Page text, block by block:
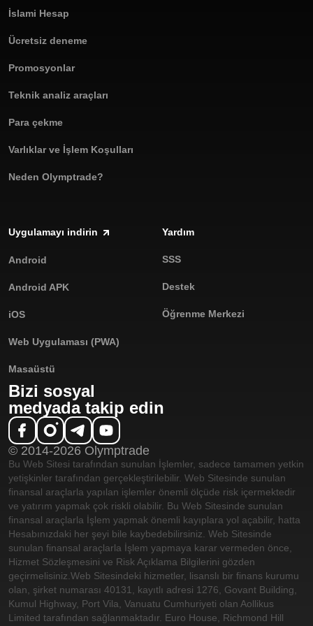
İslami Hesap
Ücretsiz deneme
Promosyonlar
Teknik analiz araçları
Para çekme
Varlıklar ve İşlem Koşulları
Neden Olymptrade?
Uygulamayı indirin
Android
Android APK
iOS
Web Uygulaması (PWA)
Masaüstü
Yardım
SSS
Destek
Öğrenme Merkezi
Bizi sosyal
medyada takip edin
© 2014-2026 Olymptrade
Bu Web Sitesi tarafından sunulan İşlemler, sadece tamamen yetkin
yetişkinler tarafından gerçekleştirilebilir. Web Sitesinde sunulan
finansal araçlarla yapılan işlemler önemli ölçüde risk içermektedir
ve yatırım yapmak çok riskli olabilir. Bu Web Sitesinde sunulan
finansal araçlarla İşlem yapmak önemli kayıplara yol açabilir, hatta
Hesabınızdaki her şeyi bile kaybedebilirsiniz. Web Sitesinde
sunulan finansal araçlarla İşlem yapmaya karar vermeden önce,
Hizmet Sözleşmesini ve Risk Açıklama Bilgilerini gözden
geçirmelisiniz. Web Sitesindeki hizmetler, lisanslı bir finans kurumu
olan, şirket numarası 40131, kayıtlı adresi 1276, Govant Building,
Kumul Highway, Port Vila, Vanuatu Cumhuriyeti olan Aollikus
Limited tarafından sağlanmaktadır. Euro House, Richmond Hill